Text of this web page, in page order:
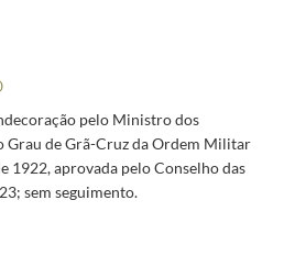
pelo Ministro dos
Grau de Grã-Cruz da Ordem Militar
1922, aprovada pelo Conselho das
sem seguimento.